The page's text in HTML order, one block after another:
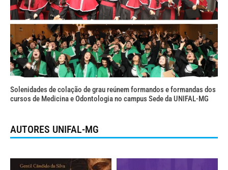
Solenidades de colação de grau reúnem formandos e formandas dos
cursos de Medicina e Odontologia no campus Sede da UNIFAL-MG
AUTORES UNIFAL-MG